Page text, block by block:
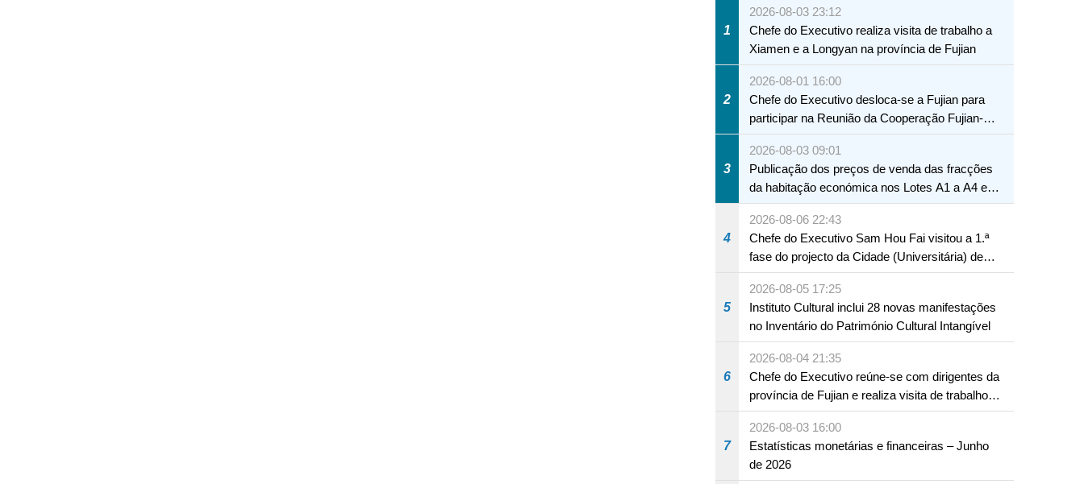
1
2026-08-03 23:12
Chefe do Executivo realiza visita de trabalho a
Xiamen e a Longyan na província de Fujian
2
2026-08-01 16:00
Chefe do Executivo desloca-se a Fujian para
participar na Reunião da Cooperação Fujian-
Macau
3
2026-08-03 09:01
Publicação dos preços de venda das fracções
da habitação económica nos Lotes A1 a A4 e
A12 da Zona A dos Novos Aterros
4
2026-08-06 22:43
Chefe do Executivo Sam Hou Fai visitou a 1.ª
fase do projecto da Cidade (Universitária) de
Educação Internacional de Macau e Hengqin
5
2026-08-05 17:25
Instituto Cultural inclui 28 novas manifestações
no Inventário do Património Cultural Intangível
6
2026-08-04 21:35
Chefe do Executivo reúne-se com dirigentes da
província de Fujian e realiza visita de trabalho
em Fuzhou
7
2026-08-03 16:00
Estatísticas monetárias e financeiras – Junho
de 2026